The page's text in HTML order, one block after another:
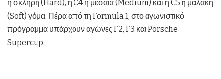
η σκληρή (Hard), η C4 η μεσαία (Medium) και η C5 η μαλακή
(Soft) γόμα. Πέρα από τη Formula 1, στο αγωνιστικό
πρόγραμμα υπάρχουν αγώνες F2, F3 και Porsche
Supercup.